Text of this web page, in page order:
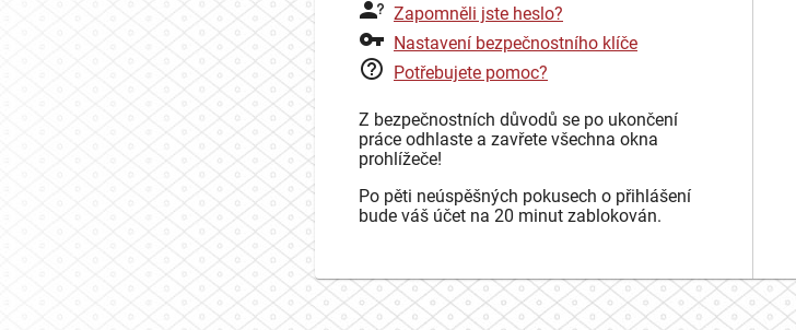
Zapomněli jste heslo?
Nastavení bezpečnostního klíče
Potřebujete pomoc?
Z bezpečnostních důvodů se po ukončení
práce odhlaste a zavřete všechna okna
prohlížeče!
Po pěti neúspěšných pokusech o přihlášení
bude váš účet na 20 minut zablokován.